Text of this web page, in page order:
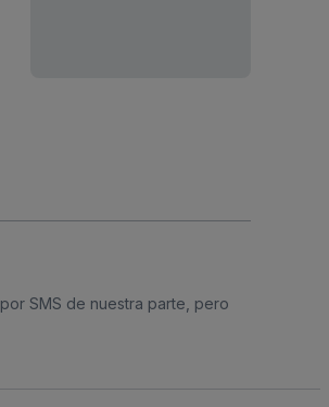
SMS de nuestra parte, pero